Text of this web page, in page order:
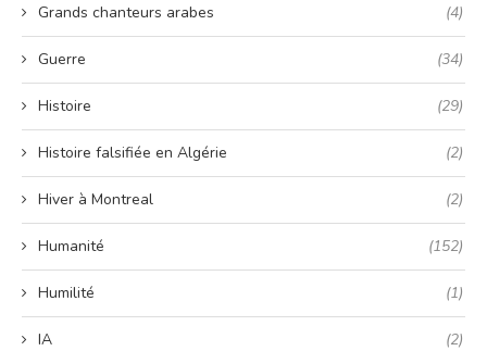
Grands chanteurs arabes (4)
Guerre (34)
Histoire (29)
Histoire falsifiée en Algérie (2)
Hiver à Montreal (2)
Humanité (152)
Humilité (1)
IA (2)